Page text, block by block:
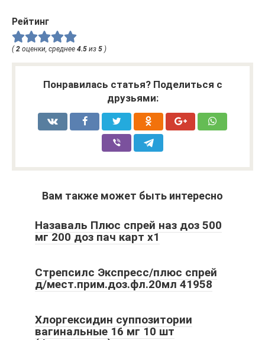
Рейтинг
( 2 оценки, среднее 4.5 из 5 )
Понравилась статья? Поделиться с
друзьями:
Вам также может быть интересно
Назаваль Плюс спрей наз доз 500
мг 200 доз пач карт x1
Стрепсилс Экспресс/плюс спрей
д/мест.прим.доз.фл.20мл 41958
Хлоргексидин суппозитории
вагинальные 16 мг 10 шт